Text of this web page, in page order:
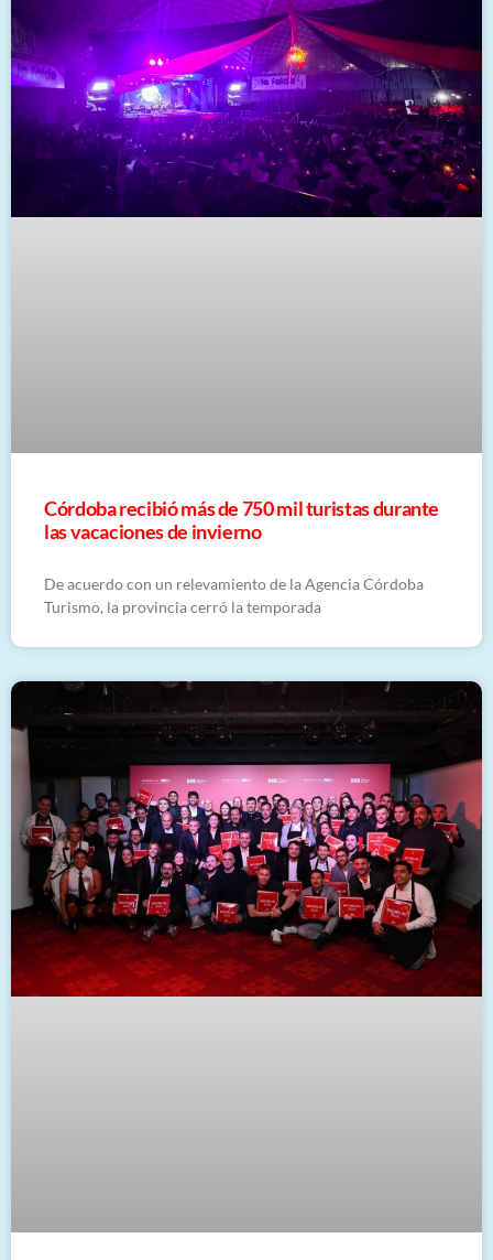
Córdoba recibió más de 750 mil turistas durante
las vacaciones de invierno
De acuerdo con un relevamiento de la Agencia Córdoba
Turismo, la provincia cerró la temporada